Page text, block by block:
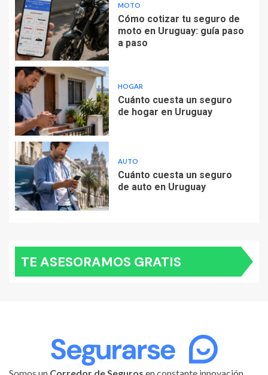
MOTO
Cómo cotizar tu seguro de
moto en Uruguay: guía paso
a paso
HOGAR
Cuánto cuesta un seguro
de hogar en Uruguay
AUTO
Cuánto cuesta un seguro
de auto en Uruguay
TE ASESORAMOS GRATIS